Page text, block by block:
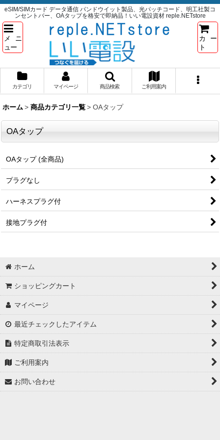
eSIM/SIMカード データ通信 パンドウイット製品、光パッチコード、明工社製コ
ンセントバー、OAタップを格安で即納品！いい電設資材 reple.NETstore
メニ
ュー
カー
ト
カテゴリ マイページ 商品検索 ご利用案内
ホーム > 商品カテゴリ一覧> OAタップ
OAタップ
OAタップ (全商品)
プラグなし
ハーネスプラグ付
接地プラグ付
ホーム
ショッピングカート
マイページ
最近チェックしたアイテム
特定商取引法表示
ご利用案内
お問い合わせ